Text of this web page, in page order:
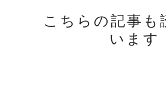
こちらの記事も
います